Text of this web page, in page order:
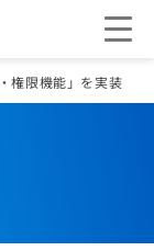
権限機能」を実装